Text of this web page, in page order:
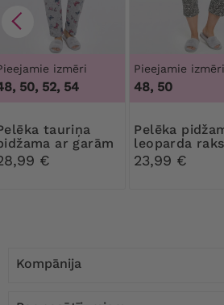
izmēri
50, 52, 54
ar garām
€
Pieejamie izmēri
48, 50
Pelēka pidžama ar
leoparda
biksēm
23,99 €
Kompānija